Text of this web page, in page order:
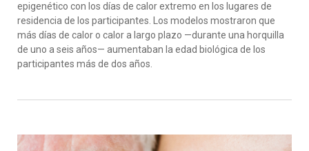
epigenético con los días de calor extremo en los lugares de
residencia de los participantes.
Los modelos mostraron que
más días de calor o calor a largo plazo —durante una horquilla
de uno a seis años— aumentaban la edad biológica de los
participantes más de dos años.